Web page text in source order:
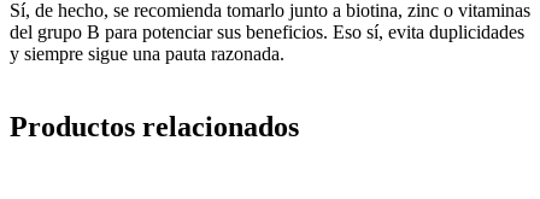
Sí, de hecho, se recomienda tomarlo junto a biotina, zinc o vitaminas
del grupo B para potenciar sus beneficios. Eso sí, evita duplicidades
y siempre sigue una pauta razonada.
Productos relacionados